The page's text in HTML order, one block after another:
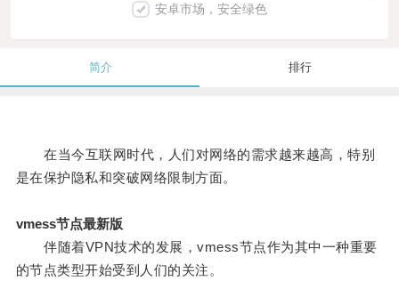
安卓市场，安全绿色
简介 排行
在当今互联网时代，人们对网络的需求越来越高，特别
是在保护隐私和突破网络限制方面。
vmess节点最新版
伴随着VPN技术的发展，vmess节点作为其中一种重要
的节点类型开始受到人们的关注。